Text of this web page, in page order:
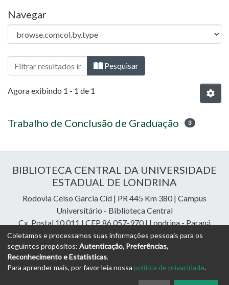
Navegar
Navegando 04 - Graduação - Química
Pesquisar
Agora exibindo 1 - 1 de 1
Trabalho de Conclusão de Graduação 3
BIBLIOTECA CENTRAL DA UNIVERSIDADE
ESTADUAL DE LONDRINA
Rodovia Celso Garcia Cid | PR 445 Km 380 | Campus
Universitário - Biblioteca Central
Cx. Postal 10.011 | CEP 86.057-970 | Londrina - Paraná
Contatos: e-mail:riuel@uel.br| fone: 43 3371-4409
DSpace Cloud Softwarecopyright © 2023-2026
Libraries Assessoria e Consultoria
Coletamos e processamos suas informações pessoais para os
seguintes propósitos: Autenticação, Preferências,
Reconhecimento e Estatísticas.
Para aprender mais, por favor leia nossa política de privacidade.